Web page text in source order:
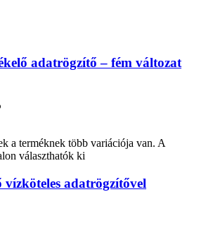
adatrögzítő – fém változat
a terméknek több variációja van. A
választhatók ki
vízköteles adatrögzítővel